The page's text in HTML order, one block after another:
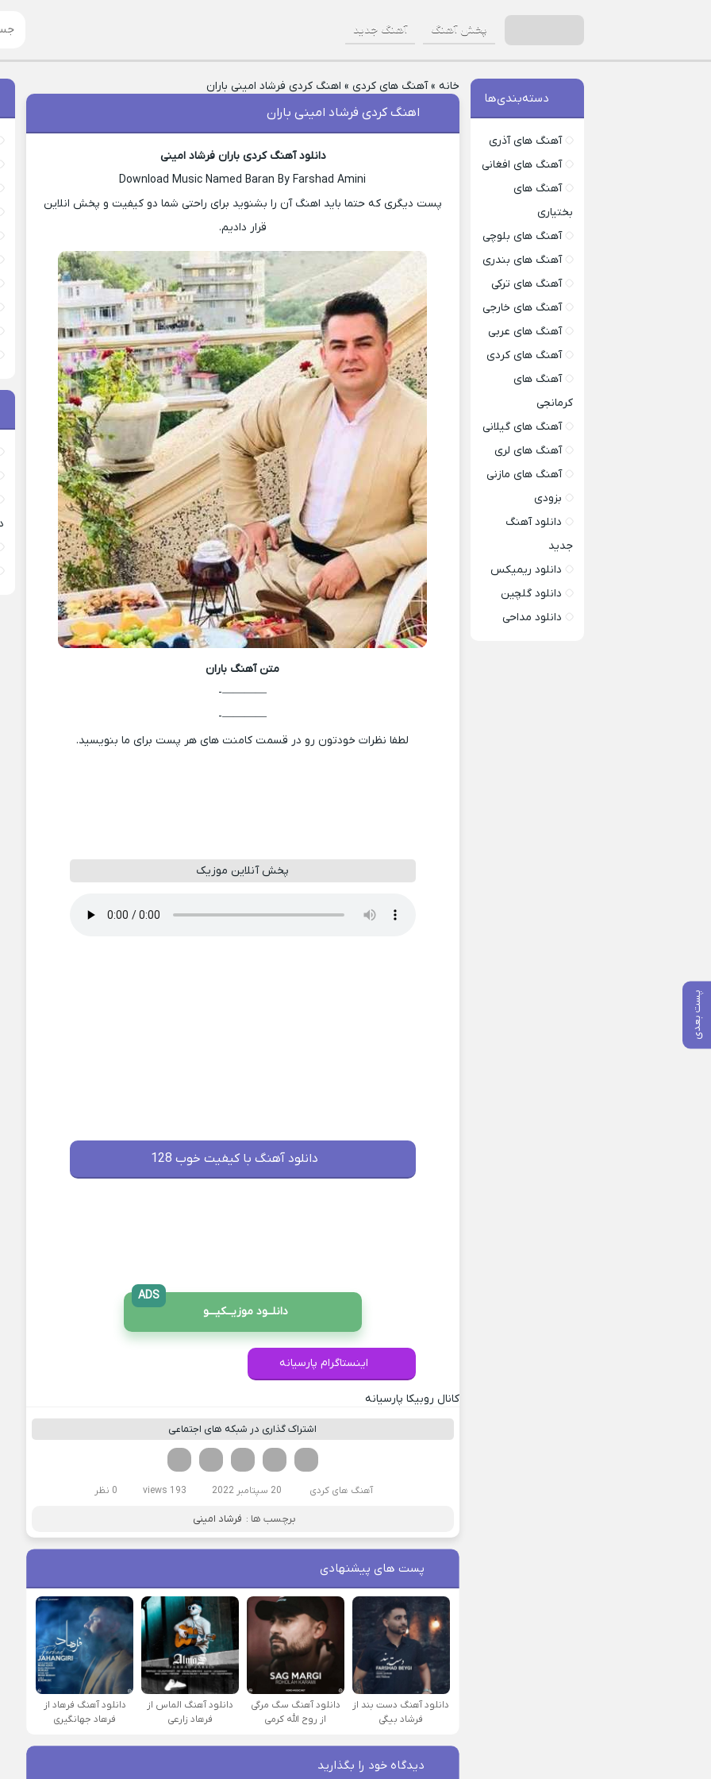
پخش آهنگ آهنگ جدید
خانه »آهنگ های کردی » اهنگ کردی فرشاد امینی باران
پست بعدی
اهنگ کردی فرشاد امینی باران
دانلود آهنگ کردی باران فرشاد امینی
Download Music Named Baran By Farshad Amini
پست دیگری که حتما باید اهنگ آن را بشنوید برای راحتی شما دو کیفیت و پخش انلاین
قرار دادیم.
متن آهنگ باران
————-
————-
لطفا نظرات خودتون رو در قسمت کامنت های هر پست برای ما بنویسید.
پخش آنلاین موزیک
دانلود آهنگ با کیفیت خوب 128
دانلــود موزیــکیـــو
ADS
اینستاگرام پارسیانه
کانال روبیکا پارسیانه
اشتراک گذاری در شبکه های اجتماعی
لینکدین تویتر
فیسوک
آهنگ های کردی 20 سپتامبر 2022 193 views 0 نظر
برچسب ها : فرشاد امینی
پست های پیشنهادی
دانلود آهنگ دست بند از
فرشاد بیگی
دانلود آهنگ سگ مرگی
از روح الله کرمی
دانلود آهنگ الماس از
فرهاد زارعی
دانلود آهنگ فرهاد از
فرهاد جهانگیری
دیدگاه خود را بگذارید
دسته‌بندی‌ها
آهنگ های آذری
آهنگ های افغانی
آهنگ های
بختیاری
آهنگ های بلوچی
آهنگ های بندری
آهنگ های ترکی
آهنگ های خارجی
آهنگ های عربی
آهنگ های کردی
آهنگ های
کرمانجی
آهنگ های گیلانی
آهنگ های لری
آهنگ های مازنی
بزودی
دانلود آهنگ
جدید
دانلود ریمیکس
دانلود گلچین
دانلود مداحی